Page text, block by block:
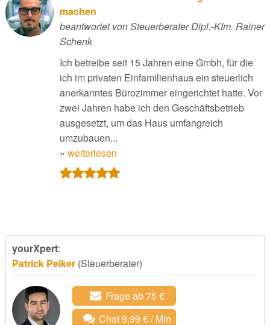
yourXpert:
Patrick Peiker(Steuerberater)
Frage ab 75 €
Chat 9,99 € / Min
machen
beantwortet von Steuerberater Dipl.-Kfm. Rainer
Schenk
Ich betreibe seit 15 Jahren eine Gmbh, für die
ich im privaten Einfamilienhaus ein steuerlich
anerkanntes Bürozimmer eingerichtet hatte. Vor
zwei Jahren habe ich den Geschäftsbetrieb
ausgesetzt, um das Haus umfangreich
umzubauen...
» weiterlesen